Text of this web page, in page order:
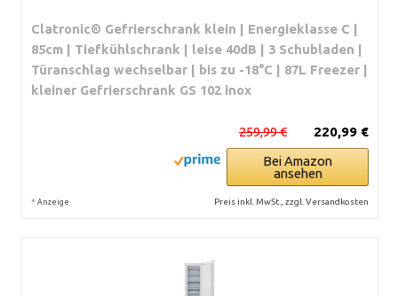
Clatronic® Gefrierschrank klein | Energieklasse C |
85cm | Tiefkühlschrank | leise 40dB | 3 Schubladen |
Türanschlag wechselbar | bis zu -18°C | 87L Freezer |
kleiner Gefrierschrank GS 102 inox
220,99 €
259,99 €
Bei Amazon
ansehen
* Anzeige Preis inkl. MwSt., zzgl. Versandkosten